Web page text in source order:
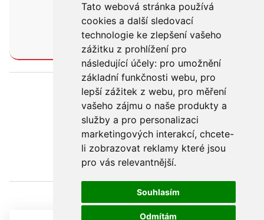
Tato webová stránka používá
cookies a další sledovací
technologie ke zlepšení vašeho
zážitku z prohlížení pro
následující účely: pro umožnění
základní funkčnosti webu, pro
lepší zážitek z webu, pro měření
vašeho zájmu o naše produkty a
služby a pro personalizaci
marketingových interakcí, chcete-
li zobrazovat reklamy které jsou
pro vás relevantnější.
Souhlasím
Odmítám
PŘEČÍST
« předchozí
1 | 2 | 3